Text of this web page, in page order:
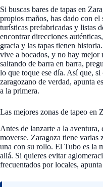
Si buscas bares de tapas en
propios maños, has dado con
turísticas prefabricadas y listas
encontrar direcciones
gracia y las tapas tienen
vive a bocados, y no hay mejor
saltando de barra en barra,
lo que toque ese día. Así que,
zaragozano de verdad, apunta
a la primera.
Las mejores zonas de tapeo en
Antes de lanzarte a la
moverse. Zaragoza tiene varias
una con su rollo. El Tubo es la
allá. Si quieres evitar
frecuentados por locales,